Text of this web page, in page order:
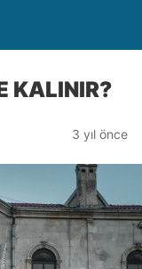
KALINIR?
3 yıl önce